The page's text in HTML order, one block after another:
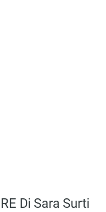
Di Sara Surti